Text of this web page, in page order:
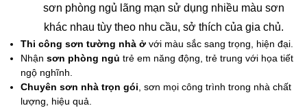
sơn phòng ngủ lãng mạn sử dụng nhiều màu sơn
khác nhau tùy theo nhu cầu, sở thích của gia chủ.
Thi công sơn tường nhà ở với màu sắc sang trọng, hiện đại.
Nhận sơn phòng ngủ trẻ em năng động, trẻ trung với họa tiết
ngộ nghĩnh.
Chuyên sơn nhà trọn gói, sơn mọi công trình trong nhà chất
lượng, hiệu quả.